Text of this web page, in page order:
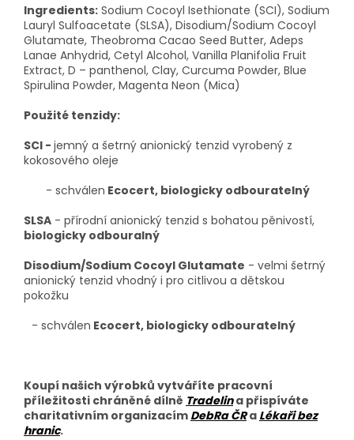
Ingredients: Sodium Cocoyl Isethionate (SCI), Sodium
Lauryl Sulfoacetate (SLSA), Disodium/Sodium Cocoyl
Glutamate, Theobroma Cacao Seed Butter, Adeps
Lanae Anhydrid, Cetyl Alcohol, Vanilla Planifolia Fruit
Extract, D – panthenol, Clay, Curcuma Powder, Blue
Spirulina Powder, Magenta Neon (Mica)
Použité tenzidy:
SCI - jemný a šetrný anionický tenzid vyrobený z
kokosového oleje
- schválen Ecocert, biologicky odbouratelný
SLSA - přírodní anionický tenzid s bohatou pěnivostí,
biologicky odbouralný
Disodium/Sodium Cocoyl Glutamate - velmi šetrný
anionický tenzid vhodný i pro citlivou a dětskou
pokožku
- schválen Ecocert, biologicky odbouratelný
Koupí našich výrobků vytváříte pracovní
příležitosti chráněné dílně Tradelina přispíváte
charitativním organizacím DebRa ČRa Lékaři bez
hranic.